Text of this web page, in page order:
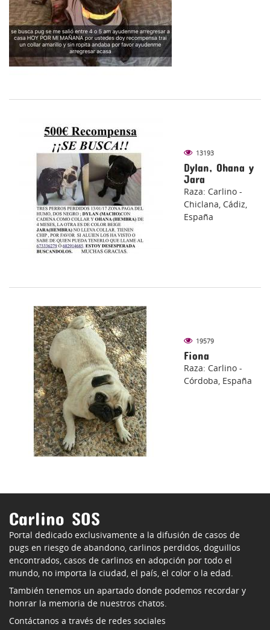
13193
Dylan, Ohana y
Jara
Raza: Carlino -
Chiclana, Cádiz,
España
19579
Fiona
Raza: Carlino -
Córdoba, España
Carlino SOS
Portal dedicado exclusivamente a la difusión de casos de
pugs en riesgo de abandono, carlinos perdidos, doguillos
encontrados, casos de carlinos en adopción por todo el
mundo, no importa la ciudad, el país, el color o la edad.
También tenemos un apartado donde podemos recordar y
honrar la memoria de nuestros chatos.
Contáctanos a través de redes sociales